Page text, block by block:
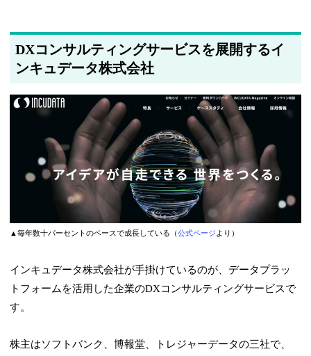
DXコンサルティングサービスを展開するイ
ンキュデータ株式会社
▲毎年数十パーセントのペースで成長している（公式ページ より）
インキュデータ株式会社が手掛けているのが、データプラッ
トフォームを活用した企業のDXコンサルティングサービスで
す。
株主はソフトバンク、博報堂、トレジャーデータの三社で、